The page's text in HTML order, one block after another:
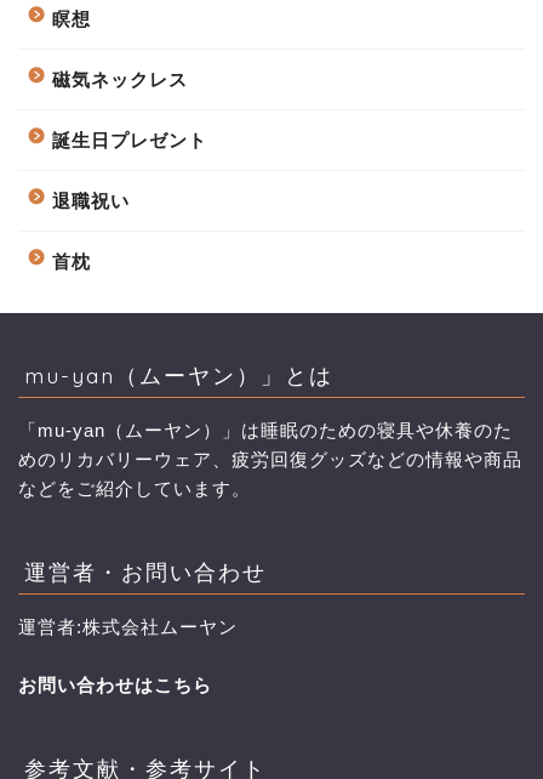
瞑想
磁気ネックレス
誕生日プレゼント
退職祝い
首枕
mu-yan（ムーヤン）」とは
「mu-yan（ムーヤン）」は睡眠のための寝具や休養のた
めのリカバリーウェア、疲労回復グッズなどの情報や商品
などをご紹介しています。
運営者・お問い合わせ
運営者:株式会社ムーヤン
お問い合わせはこちら
参考文献・参考サイト